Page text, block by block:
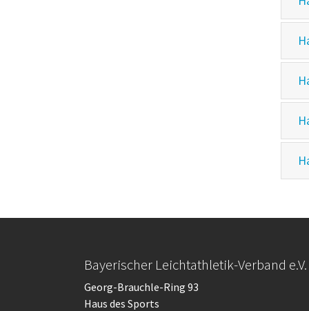
Bayerischer Leichtathletik-Verband e.V.
Georg-Brauchle-Ring 93
Haus des Sports